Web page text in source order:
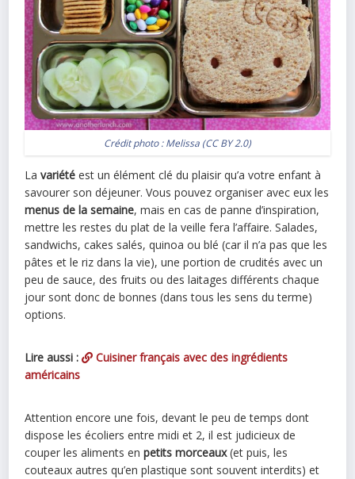
Crédit photo :Melissa (CC BY 2.0)
Lavariété est un élément clé du plaisir qu’a votre enfant à
savourer son déjeuner. Vous pouvez organiser avec eux les
menus de la semaine, mais en cas de panne d’inspiration,
mettre les restes du plat de la veille fera l’affaire. Salades,
sandwichs, cakes salés, quinoa ou blé (car il n’a pas que les
pâtes et le riz dans la vie), une portion de crudités avec un
peu de sauce, des fruits ou des laitages différents chaque
jour sont donc de bonnes (dans tous les sens du terme)
options.
Lire aussi :
Cuisiner français avec des ingrédients
américains
Attention encore une fois, devant le peu de temps dont
dispose les écoliers entre midi et 2, il est judicieux de
couper les aliments en petits morceaux(et puis, les
couteaux autres qu’en plastique sont souvent interdits) et